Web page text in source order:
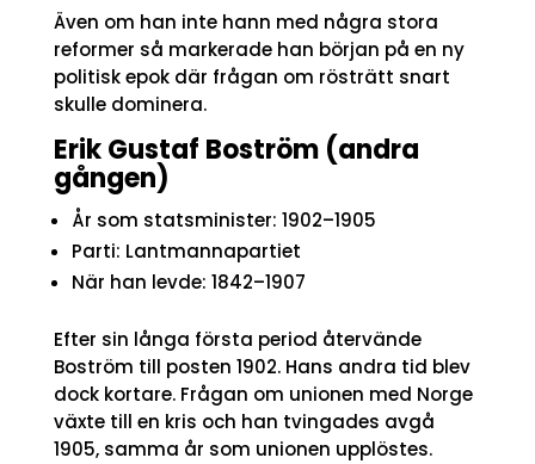
Även om han inte hann med några stora
reformer så markerade han början på en ny
politisk epok där frågan om rösträtt snart
skulle dominera.
Erik Gustaf Boström (andra
gången)
År som statsminister: 1902–1905
Parti: Lantmannapartiet
När han levde: 1842–1907
Efter sin långa första period återvände
Boström till posten 1902. Hans andra tid blev
dock kortare. Frågan om unionen med Norge
växte till en kris och han tvingades avgå
1905, samma år som unionen upplöstes.